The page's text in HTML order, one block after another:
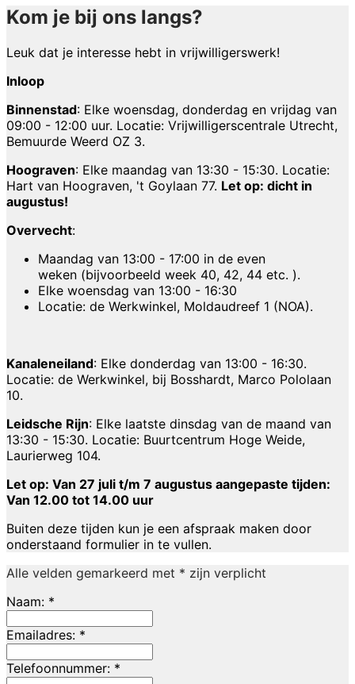
Kom je bij ons langs?
Leuk dat je interesse hebt in vrijwilligerswerk!
Inloop
Binnenstad: Elke woensdag, donderdag en vrijdag van
09:00 - 12:00 uur. Locatie: Vrijwilligerscentrale Utrecht,
Bemuurde Weerd OZ 3.
Hoograven: Elke maandag van 13:30 - 15:30. Locatie:
Hart van Hoograven, 't Goylaan 77. Let op: dicht in
augustus!
Overvecht:
Maandag van 13:00 - 17:00 in de even
weken (bijvoorbeeld week 40, 42, 44 etc. ).
Elke woensdag van 13:00 - 16:30
Locatie: de Werkwinkel, Moldaudreef 1 (NOA).
Kanaleneiland: Elke donderdag van 13:00 - 16:30.
Locatie: de Werkwinkel, bij Bosshardt, Marco Pololaan
10.
Leidsche Rijn: Elke laatste dinsdag van de maand van
13:30 - 15:30. Locatie: Buurtcentrum Hoge Weide,
Laurierweg 104.
Let op: Van 27 juli t/m 7 augustus aangepaste tijden:
Van 12.00 tot 14.00 uur
Buiten deze tijden kun je een afspraak maken door
onderstaand formulier in te vullen.
Alle velden gemarkeerd met * zijn verplicht
Naam: *
Emailadres: *
Telefoonnummer: *